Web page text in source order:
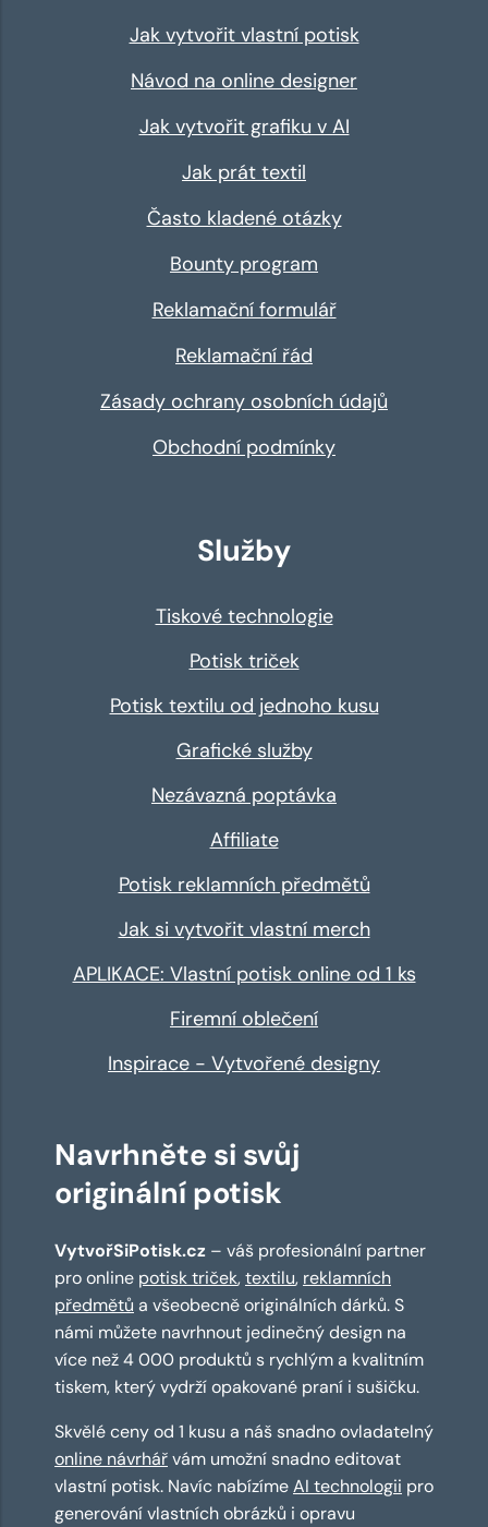
Jak vytvořit vlastní potisk
Návod na online designer
Jak vytvořit grafiku v AI
Jak prát textil
Často kladené otázky
Bounty program
Reklamační formulář
Reklamační řád
Zásady ochrany osobních údajů
Obchodní podmínky
Služby
Tiskové technologie
Potisk triček
Potisk textilu od jednoho kusu
Grafické služby
Nezávazná poptávka
Affiliate
Potisk reklamních předmětů
Jak si vytvořit vlastní merch
APLIKACE: Vlastní potisk online od 1 ks
Firemní oblečení
Inspirace - Vytvořené designy
Navrhněte si svůj
originální potisk
VytvořSiPotisk.cz – váš profesionální partner
pro online potisk triček,textilu, reklamních
předmětů a všeobecně originálních dárků. S
námi můžete navrhnout jedinečný design na
více než 4 000 produktů s rychlým a kvalitním
tiskem, který vydrží opakované praní i sušičku.
Skvělé ceny od 1 kusu a náš snadno ovladatelný
online návrhářvám umožní snadno editovat
vlastní potisk. Navíc nabízímeAI technologii pro
generování vlastních obrázků i opravu